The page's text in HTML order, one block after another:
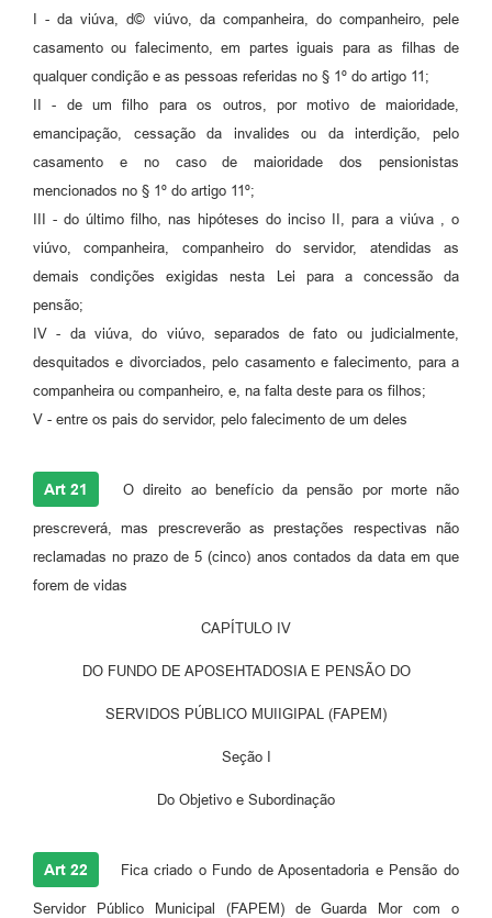
I - da viúva, d© viúvo, da companheira, do companheiro, pele
casamento ou falecimento, em partes iguais para as filhas de
qualquer condição e as pessoas referidas no § 1º do artigo 11;
II - de um filho para os outros, por motivo de maioridade,
emancipação, cessação da invalides ou da interdição, pelo
casamento e no caso de maioridade dos pensionistas
mencionados no § 1º do artigo 11º;
III - do último filho, nas hipóteses do inciso II, para a viúva , o
viúvo, companheira, companheiro do servidor, atendidas as
demais condições exigidas nesta Lei para a concessão da
pensão;
IV - da viúva, do viúvo, separados de fato ou judicialmente,
desquitados e divorciados, pelo casamento e falecimento, para a
companheira ou companheiro, e, na falta deste para os filhos;
V - entre os pais do servidor, pelo falecimento de um deles
Art 21 O direito ao benefício da pensão por morte não
prescreverá, mas prescreverão as prestações respectivas não
reclamadas no prazo de 5 (cinco) anos contados da data em que
forem de vidas
CAPÍTULO IV
DO FUNDO DE APOSEHTADOSIA E PENSÃO DO
SERVIDOS PÚBLICO MUIIGIPAL (FAPEM)
Seção I
Do Objetivo e Subordinação
Art 22 Fica criado o Fundo de Aposentadoria e Pensão do
Servidor Público Municipal (FAPEM) de Guarda Mor com o